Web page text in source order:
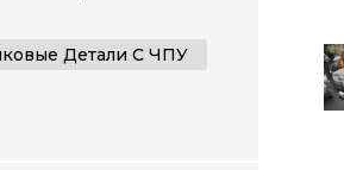
в самых разных
и упаковки. Наш
Детали С ЧПУ